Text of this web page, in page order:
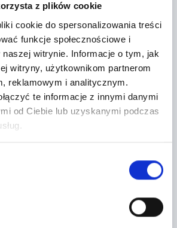
z plików cookie
cookie do spersonalizowania treści
funkcje społecznościowe i
witrynie. Informacje o tym, jak
witryny, użytkownikom partnerom
reklamowym i analitycznym.
te informacje z innymi danymi
od Ciebie lub uzyskanymi podczas
contributors